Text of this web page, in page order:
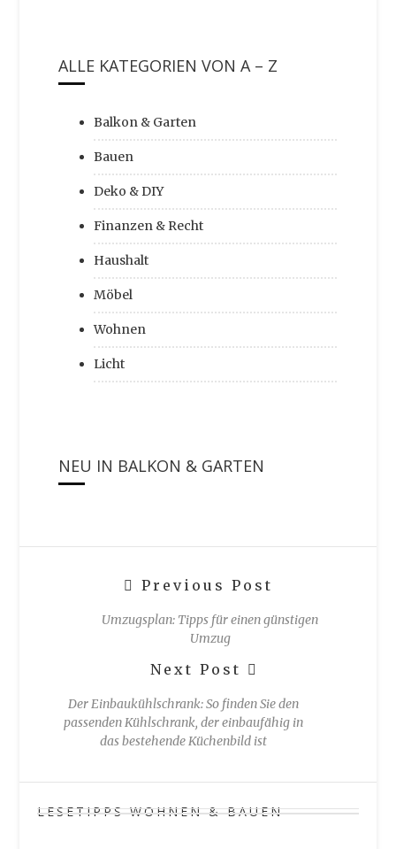
ALLE KATEGORIEN VON A – Z
Balkon & Garten
Bauen
Deko & DIY
Finanzen & Recht
Haushalt
Möbel
Wohnen
Licht
NEU IN BALKON & GARTEN
Previous Post
Umzugsplan: Tipps für einen günstigen
Umzug
Next Post
Der Einbaukühlschrank: So finden Sie den
passenden Kühlschrank, der einbaufähig in
das bestehende Küchenbild ist
LESETIPPS WOHNEN & BAUEN